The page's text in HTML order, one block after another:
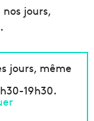
jours,
jours, même
19h30.